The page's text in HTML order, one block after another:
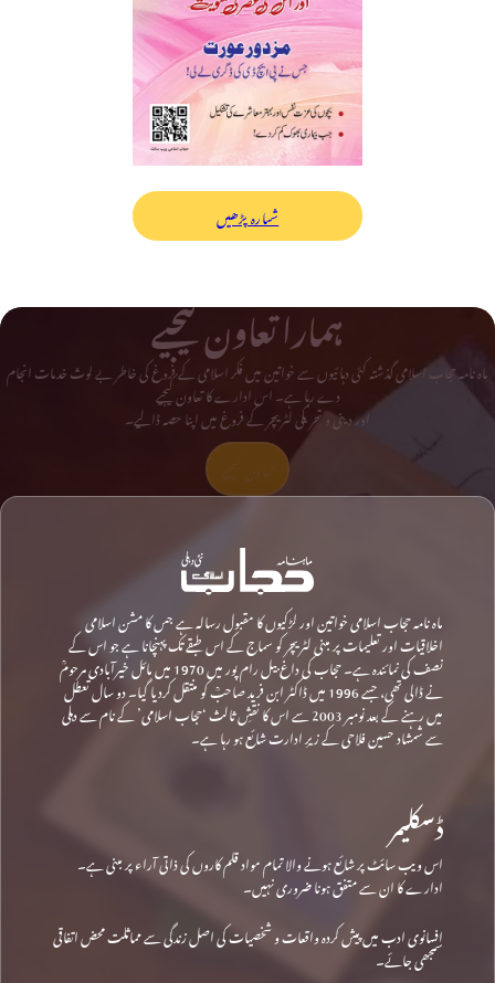
شمارہ پڑھیں
ہمارا تعاون کیجیے
ماہ نامہ حجاب اسلامی گذشتہ کئی دہائیوں سے خواتین میں فکر اسلامی کے فروغ کی خاطر بے لوث خدمات انجام
دے رہا ہے۔ اس ادارے کا تعاون کیجیے
اور دینی و تحریکی لٹریچر کے فروغ میں اپنا حصہ ڈالیے۔
ماہ نامہ حجاب اسلامی خواتین اور لڑکیوں کا مقبول رسالہ ہے جس کا مشن اسلامی
اخلاقیات اور تعلیمات پر مبنی لٹریچر کو سماج کے اس طبقے تک پہنچانا ہے جو اس کے
نصف کی نمائندہ ہے۔ حجاب کی داغ بیل رام پور میں 1970 میں مائل خیرآبادی مرحومؒ
نے ڈالی تھی، جسے 1996 میں ڈاکٹر ابن فرید صاحبؒ کو منتقل کردیا گیا۔ دو سال تعطل
میں رہنے کے بعد نومبر 2003 سے اس کا نقشِ ثالث ‘حجاب اسلامی’ کے نام سے دہلی
سے شمشاد حسین فلاحی کے زیرِ ادارت شائع ہو رہا ہے۔
ڈسکلیمر
اس ویب سائٹ پر شائع ہونے والا تمام مواد قلم کاروں کی ذاتی آراء پر مبنی ہے۔
ادارے کا ان سے متفق ہونا ضروری نہیں۔
افسانوی ادب میں پیش کردہ واقعات و شخصیات کی اصل زندگی سے مماثلت محض اتفاقی
سمجھی جائے۔